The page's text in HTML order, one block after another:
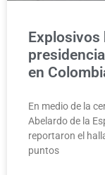
Explosivos
en
En medio de la
Abelardo de la
reportaron el
puntos